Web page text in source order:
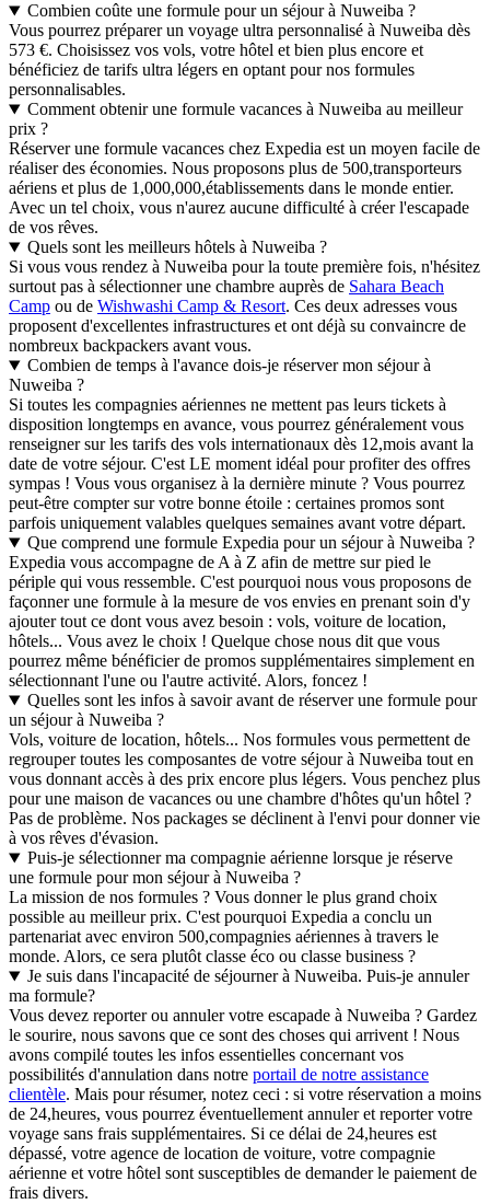
Combien coûte une formule pour un séjour à Nuweiba ?
Vous pourrez préparer un voyage ultra personnalisé à Nuweiba dès
573 €. Choisissez vos vols, votre hôtel et bien plus encore et
bénéficiez de tarifs ultra légers en optant pour nos formules
personnalisables.
Comment obtenir une formule vacances à Nuweiba au meilleur
prix ?
Réserver une formule vacances chez Expedia est un moyen facile de
réaliser des économies. Nous proposons plus de 500,transporteurs
aériens et plus de 1,000,000,établissements dans le monde entier.
Avec un tel choix, vous n'aurez aucune difficulté à créer l'escapade
de vos rêves.
Quels sont les meilleurs hôtels à Nuweiba ?
Si vous vous rendez à Nuweiba pour la toute première fois, n'hésitez
surtout pas à sélectionner une chambre auprès de Sahara Beach
Camp ou de Wishwashi Camp & Resort. Ces deux adresses vous
proposent d'excellentes infrastructures et ont déjà su convaincre de
nombreux backpackers avant vous.
Combien de temps à l'avance dois-je réserver mon séjour à
Nuweiba ?
Si toutes les compagnies aériennes ne mettent pas leurs tickets à
disposition longtemps en avance, vous pourrez généralement vous
renseigner sur les tarifs des vols internationaux dès 12,mois avant la
date de votre séjour. C'est LE moment idéal pour profiter des offres
sympas ! Vous vous organisez à la dernière minute ? Vous pourrez
peut-être compter sur votre bonne étoile : certaines promos sont
parfois uniquement valables quelques semaines avant votre départ.
Que comprend une formule Expedia pour un séjour à Nuweiba ?
Expedia vous accompagne de A à Z afin de mettre sur pied le
périple qui vous ressemble. C'est pourquoi nous vous proposons de
façonner une formule à la mesure de vos envies en prenant soin d'y
ajouter tout ce dont vous avez besoin : vols, voiture de location,
hôtels... Vous avez le choix ! Quelque chose nous dit que vous
pourrez même bénéficier de promos supplémentaires simplement en
sélectionnant l'une ou l'autre activité. Alors, foncez !
Quelles sont les infos à savoir avant de réserver une formule pour
un séjour à Nuweiba ?
Vols, voiture de location, hôtels... Nos formules vous permettent de
regrouper toutes les composantes de votre séjour à Nuweiba tout en
vous donnant accès à des prix encore plus légers. Vous penchez plus
pour une maison de vacances ou une chambre d'hôtes qu'un hôtel ?
Pas de problème. Nos packages se déclinent à l'envi pour donner vie
à vos rêves d'évasion.
Puis-je sélectionner ma compagnie aérienne lorsque je réserve
une formule pour mon séjour à Nuweiba ?
La mission de nos formules ? Vous donner le plus grand choix
possible au meilleur prix. C'est pourquoi Expedia a conclu un
partenariat avec environ 500,compagnies aériennes à travers le
monde. Alors, ce sera plutôt classe éco ou classe business ?
Je suis dans l'incapacité de séjourner à Nuweiba. Puis-je annuler
ma formule?
Vous devez reporter ou annuler votre escapade à Nuweiba ? Gardez
le sourire, nous savons que ce sont des choses qui arrivent ! Nous
avons compilé toutes les infos essentielles concernant vos
possibilités d'annulation dans notre portail de notre assistance
clientèle. Mais pour résumer, notez ceci : si votre réservation a moins
de 24,heures, vous pourrez éventuellement annuler et reporter votre
voyage sans frais supplémentaires. Si ce délai de 24,heures est
dépassé, votre agence de location de voiture, votre compagnie
aérienne et votre hôtel sont susceptibles de demander le paiement de
frais divers.